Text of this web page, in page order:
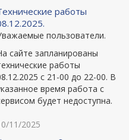
работы
пользователи.
сайте запланированы
работы
с 21-00 до 22-00. В
время работа с
будет недоступна.
11/2025